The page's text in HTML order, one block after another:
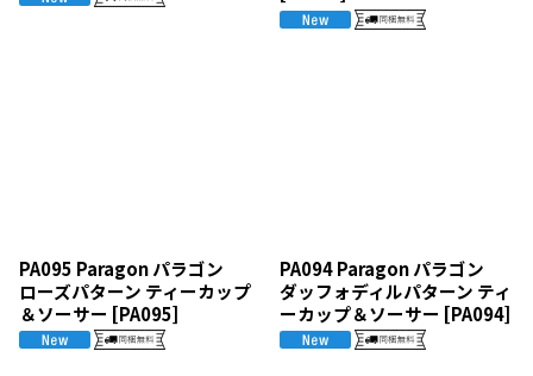
PA095 Paragon パラゴン
ローズパターン ティーカップ
＆ソーサー [PA095]
PA094 Paragon パラゴン
ダッフォディルパターン ティ
ーカップ＆ソーサー [PA094]